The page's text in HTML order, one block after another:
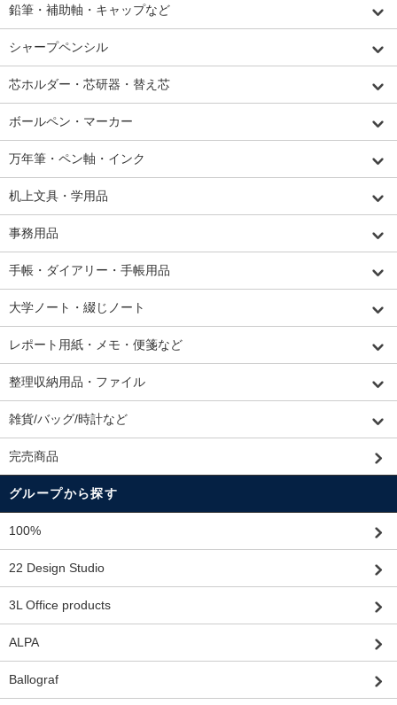
鉛筆・補助軸・キャップなど
シャープペンシル
芯ホルダー・芯研器・替え芯
ボールペン・マーカー
万年筆・ペン軸・インク
机上文具・学用品
事務用品
手帳・ダイアリー・手帳用品
大学ノート・綴じノート
レポート用紙・メモ・便箋など
整理収納用品・ファイル
雑貨/バッグ/時計など
完売商品
グループから探す
100%
22 Design Studio
3L Office products
ALPA
Ballograf